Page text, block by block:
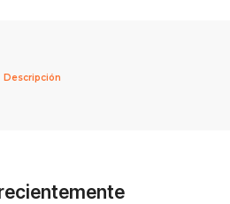
Descripción